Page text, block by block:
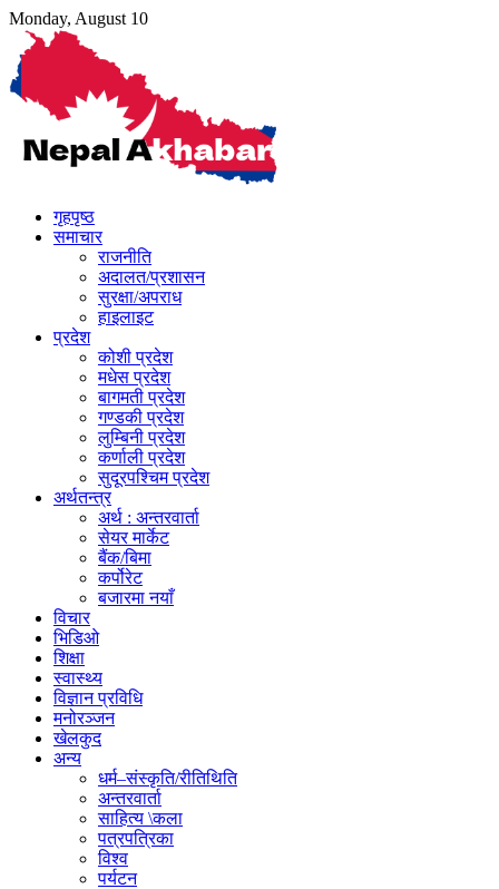
Skip
content
Monday, August 10
गृहपृष्ठ
समाचार
राजनीति
अदालत/प्रशासन
सुरक्षा/अपराध
हाइलाइट
प्रदेश
कोशी प्रदेश
मधेस प्रदेश
बागमती प्रदेश
गण्डकी प्रदेश
लुम्बिनी प्रदेश
कर्णाली प्रदेश
सुदूरपश्चिम प्रदेश
अर्थतन्त्र
अर्थ : अन्तरवार्ता
सेयर मार्केट
बैंक/बिमा
कर्पोरेट
बजारमा नयाँ
विचार
भिडिओ
शिक्षा
स्वास्थ्य
विज्ञान प्रविधि
मनोरञ्जन
खेलकुद
अन्य
धर्म–संस्कृति/रीतिथिति
अन्तरवार्ता
साहित्य \कला
पत्रपत्रिका
विश्व
पर्यटन